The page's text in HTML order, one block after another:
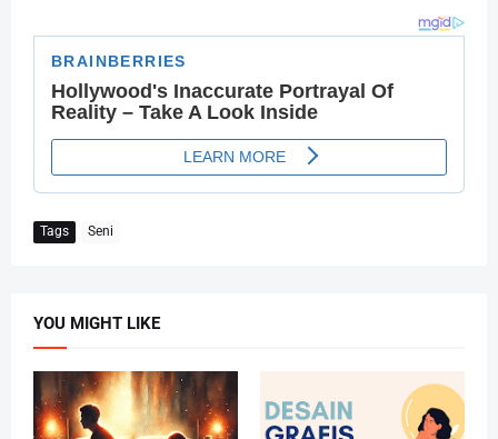
Tags Seni
YOU MIGHT LIKE